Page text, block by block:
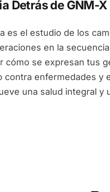
Detrás de GNM-X
es el estudio de los
en la
cómo se expresan tus
contra enfermedades y
una salud integral y